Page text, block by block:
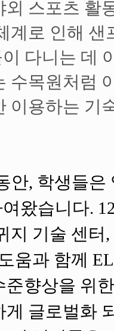
스포츠 활
계로 인해 샌
다니는 데
수목원처럼
이용하는 기
안, 학생들
왔습니다.
지 기술 센터
움과 함께
준향상을 위
게 글로벌화